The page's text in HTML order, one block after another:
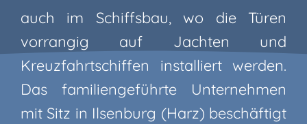
auch im Schiffsbau, wo die Türen
vorrangig auf Jachten und
Kreuzfahrtschiffen installiert werden.
Das familiengeführte Unternehmen
mit Sitz in Ilsenburg (Harz) beschäftigt